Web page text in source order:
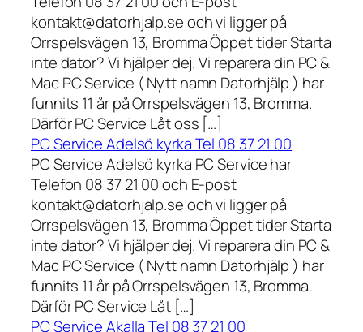
kontakt@datorhjalp.se och vi ligger på
Orrspelsvägen 13, Bromma Öppet tider Starta
inte dator? Vi hjälper dej. Vi reparera din PC &
Mac PC Service ( Nytt namn Datorhjälp ) har
funnits 11 år på Orrspelsvägen 13, Bromma.
Därför PC Service Låt oss […]
PC Service Adelsö kyrka Tel 08 37 21 00
PC Service Adelsö kyrka PC Service har
Telefon 08 37 21 00 och E-post
kontakt@datorhjalp.se och vi ligger på
Orrspelsvägen 13, Bromma Öppet tider Starta
inte dator? Vi hjälper dej. Vi reparera din PC &
Mac PC Service ( Nytt namn Datorhjälp ) har
funnits 11 år på Orrspelsvägen 13, Bromma.
Därför PC Service Låt […]
PC Service Akalla Tel 08 37 21 00